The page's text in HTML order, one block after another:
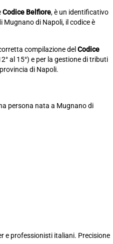
Codice Belfiore, è un identificativo
Mugnano di Napoli, il codice è
compilazione del Codice
al 15°) e per la gestione di tributi
di Napoli.
persona nata a Mugnano di
e professionisti italiani. Precisione